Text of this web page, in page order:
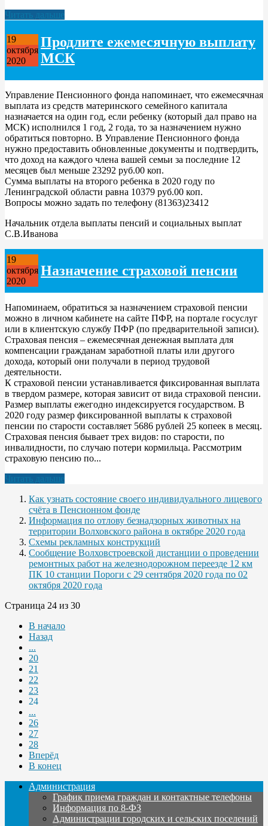
Читать дальше
19
октября
2020
Продлите ежемесячную выплату
МСК
Управление Пенсионного фонда напоминает, что ежемесячная
выплата из средств материнского семейного капитала
назначается на один год, если ребенку (который дал право на
МСК) исполнился 1 год, 2 года, то за назначением нужно
обратиться повторно. В Управление Пенсионного фонда
нужно предоставить обновленные документы и подтвердить,
что доход на каждого члена вашей семьи за последние 12
месяцев был меньше 23292 руб.00 коп.
Сумма выплаты на второго ребенка в 2020 году по
Ленинградской области равна 10379 руб.00 коп.
Вопросы можно задать по телефону (81363)23412
Начальник отдела выплаты пенсий и социальных выплат
С.В.Иванова
19
октября
2020
Назначение страховой пенсии
Напоминаем, обратиться за назначением страховой пенсии
можно в личном кабинете на сайте ПФР, на портале госуслуг
или в клиентскую службу ПФР (по предварительной записи).
Страховая пенсия – ежемесячная денежная выплата для
компенсации гражданам заработной платы или другого
дохода, который они получали в период трудовой
деятельности.
К страховой пенсии устанавливается фиксированная выплата
в твердом размере, которая зависит от вида страховой пенсии.
Размер выплаты ежегодно индексируется государством. В
2020 году размер фиксированной выплаты к страховой
пенсии по старости составляет 5686 рублей 25 копеек в месяц.
Страховая пенсия бывает трех видов: по старости, по
инвалидности, по случаю потери кормильца. Рассмотрим
страховую пенсию по...
Читать дальше
Как узнать состояние своего индивидуального лицевого
счёта в Пенсионном фонде
Информация по отлову безнадзорных животных на
территории Волховского района в октябре 2020 года
Схемы рекламных конструкций
Сообщение Волховстроевской дистанции о проведении
ремонтных работ на железнодорожном переезде 12 км
ПК 10 станции Пороги с 29 сентября 2020 года по 02
октября 2020 года
Страница 24 из 30
В начало
Назад
...
20
21
22
23
24
...
26
27
28
Вперёд
В конец
Администрация
График приема граждан и контактные телефоны
Информация по 8-ФЗ
Администрации городских и сельских поселений